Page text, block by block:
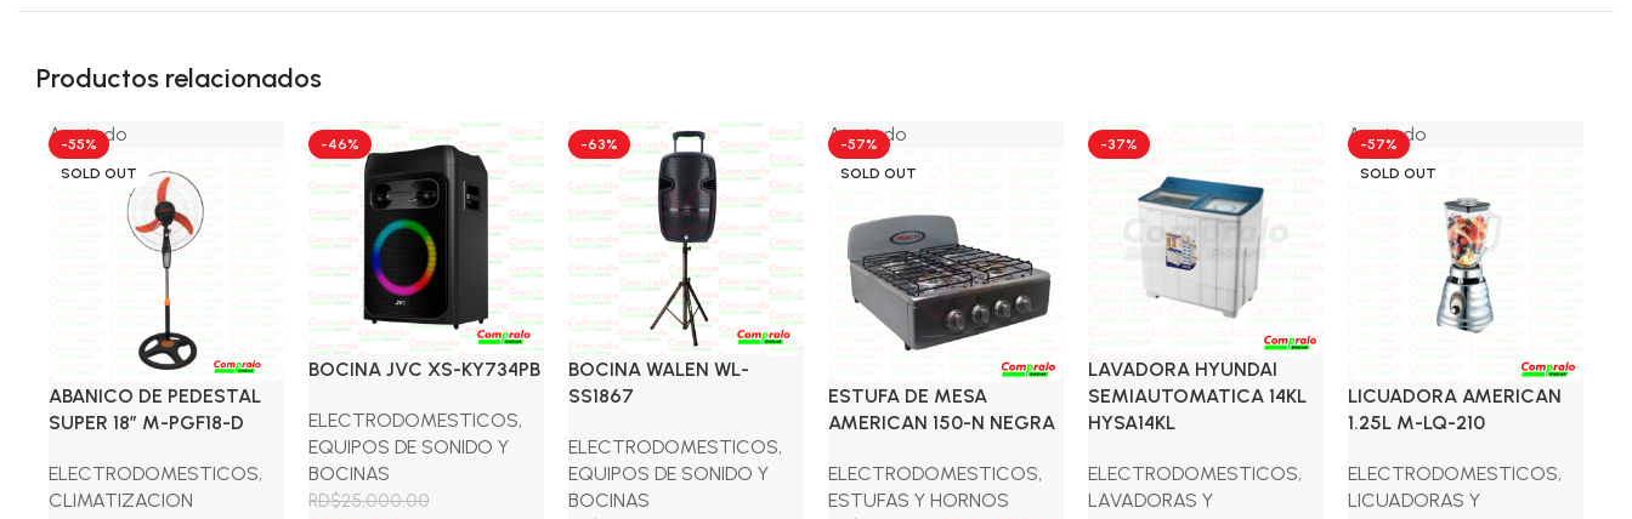
Productos relacionados
-55%
SOLD OUT
Agotado
ABANICO DE PEDESTAL
SUPER 18″ M-PGF18-D
ELECTRODOMESTICOS,
CLIMATIZACION
-46%
BOCINA JVC XS-KY734PB
ELECTRODOMESTICOS,
EQUIPOS DE SONIDO Y
BOCINAS
RD$25,000.00
-63%
BOCINA WALEN WL-
SS1867
ELECTRODOMESTICOS,
EQUIPOS DE SONIDO Y
BOCINAS
-57%
SOLD OUT
Agotado
ESTUFA DE MESA
AMERICAN 150-N NEGRA
ELECTRODOMESTICOS,
ESTUFAS Y HORNOS
-37%
LAVADORA HYUNDAI
SEMIAUTOMATICA 14KL
HYSA14KL
ELECTRODOMESTICOS,
LAVADORAS Y
-57%
SOLD OUT
Agotado
LICUADORA AMERICAN
1.25L M-LQ-210
ELECTRODOMESTICOS,
LICUADORAS Y